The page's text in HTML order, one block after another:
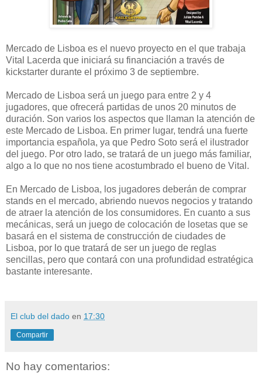
Mercado de Lisboa es el nuevo proyecto en el que trabaja
Vital Lacerda que iniciará su financiación a través de
kickstarter durante el próximo 3 de septiembre.
Mercado de Lisboa será un juego para entre 2 y 4
jugadores, que ofrecerá partidas de unos 20 minutos de
duración. Son varios los aspectos que llaman la atención de
este Mercado de Lisboa. En primer lugar, tendrá una fuerte
importancia española, ya que Pedro Soto será el ilustrador
del juego. Por otro lado, se tratará de un juego más familiar,
algo a lo que no nos tiene acostumbrado el bueno de Vital.
En Mercado de Lisboa, los jugadores deberán de comprar
stands en el mercado, abriendo nuevos negocios y tratando
de atraer la atención de los consumidores. En cuanto a sus
mecánicas, será un juego de colocación de losetas que se
basará en el sistema de construcción de ciudades de
Lisboa, por lo que tratará de ser un juego de reglas
sencillas, pero que contará con una profundidad estratégica
bastante interesante.
El club del dado en 17:30
Compartir
No hay comentarios: